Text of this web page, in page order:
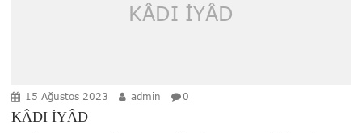
KÂDI İYÂD
15 Ağustos 2023 admin 0
KÂDI İYÂD